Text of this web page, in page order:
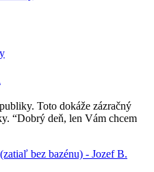
Toto dokáže zázračný
“Dobrý deň, len Vám chcem